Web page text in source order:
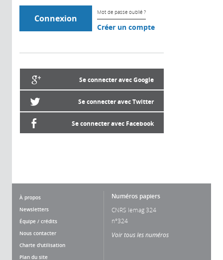
Mot de passe oublié ?
Créer un compte
Se connecter avec Google
Se connecter avec Twitter
Se connecter avec Facebook
À propos
Newsletters
Équipe / crédits
Nous contacter
Charte d'utilisation
Plan du site
Numéros papiers
CNRS lemag 324
n°324
Voir tous les numéros